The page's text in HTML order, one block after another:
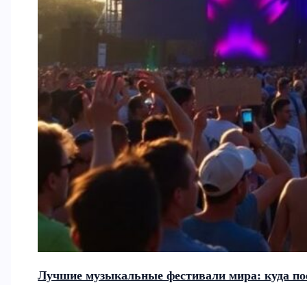
Лучшие музыкальные фестивали мира: куда